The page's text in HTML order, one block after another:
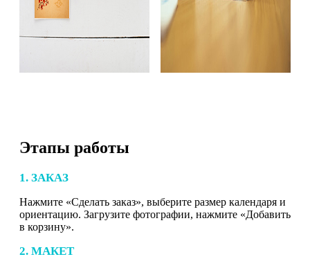
Этапы работы
1. ЗАКАЗ
Нажмите «Сделать заказ», выберите размер календаря и
ориентацию. Загрузите фотографии, нажмите «Добавить
в корзину».
2. МАКЕТ